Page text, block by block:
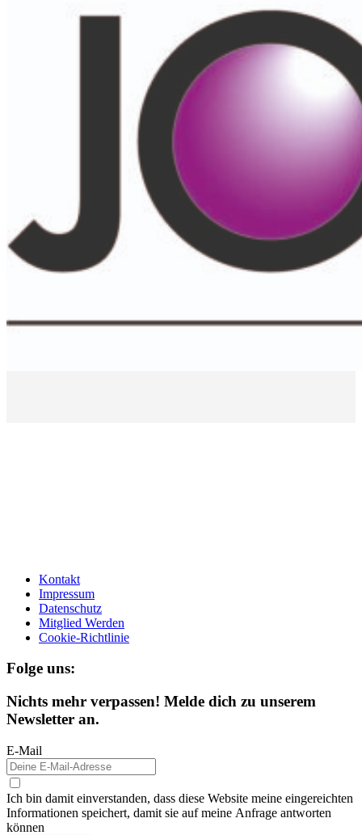
Kontakt
Impressum
Datenschutz
Mitglied Werden
Cookie-Richtlinie
Folge uns:
Nichts mehr verpassen! Melde dich zu unserem
Newsletter an.
E-Mail
Ich bin damit einverstanden, dass diese Website meine eingereichten
Informationen speichert, damit sie auf meine Anfrage antworten
können